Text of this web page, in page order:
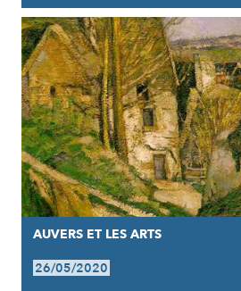
AUVERS ET LES ARTS
26/05/2020